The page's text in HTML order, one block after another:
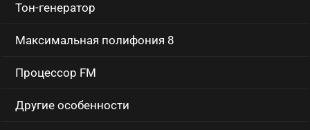
Тон-генератор
Максимальная полифония 8
Процессор FM
Другие особенности